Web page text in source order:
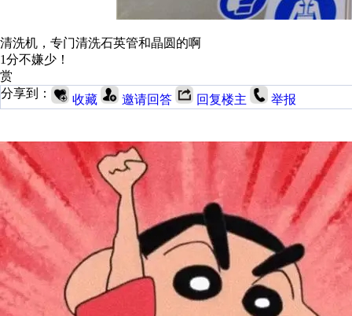
清洗机，专门清洗石英管和晶圆的啊
1分不嫌少！
赏
分享到：
收藏 邀请回答 回复楼主 举报